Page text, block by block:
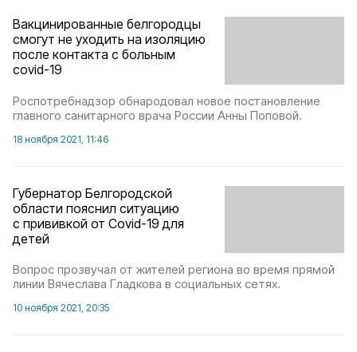
Вакцинированные белгородцы
смогут не уходить на изоляцию
после контакта с больным
covid-19
Роспотребнадзор обнародовал новое постановление
главного санитарного врача России Анны Поповой.
18 ноября 2021, 11:46
Губернатор Белгородской
области пояснил ситуацию
с прививкой от Covid-19 для
детей
Вопрос прозвучал от жителей региона во время прямой
линии Вячеслава Гладкова в социальных сетях.
10 ноября 2021, 20:35